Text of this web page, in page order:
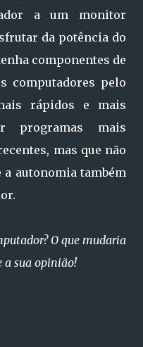
a um monitor
da potência do
componentes de
computadores pelo
rápidos e mais
programas mais
mas que não
a autonomia também
O que mudaria
a sua opinião!